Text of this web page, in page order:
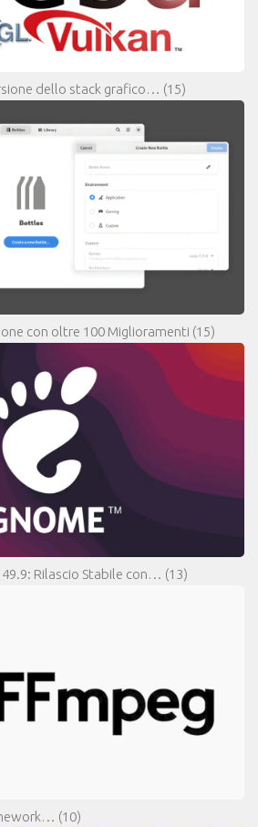
dello stack grafico… (15)
con oltre 100 Miglioramenti (15)
49.9: Rilascio Stabile con… (13)
(10)